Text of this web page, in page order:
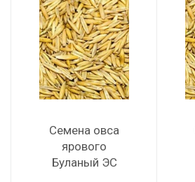
Семена овса
ярового
Буланый ЭС